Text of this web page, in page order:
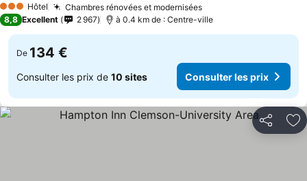
3 ÉtoilesHôtel Chambres rénovées et modernisées
8,8 Excellent 2 967 à 0.4 km de : Centre-ville
De 134 €
Consulter les prix de 10 sites Consulter les prix
Partager